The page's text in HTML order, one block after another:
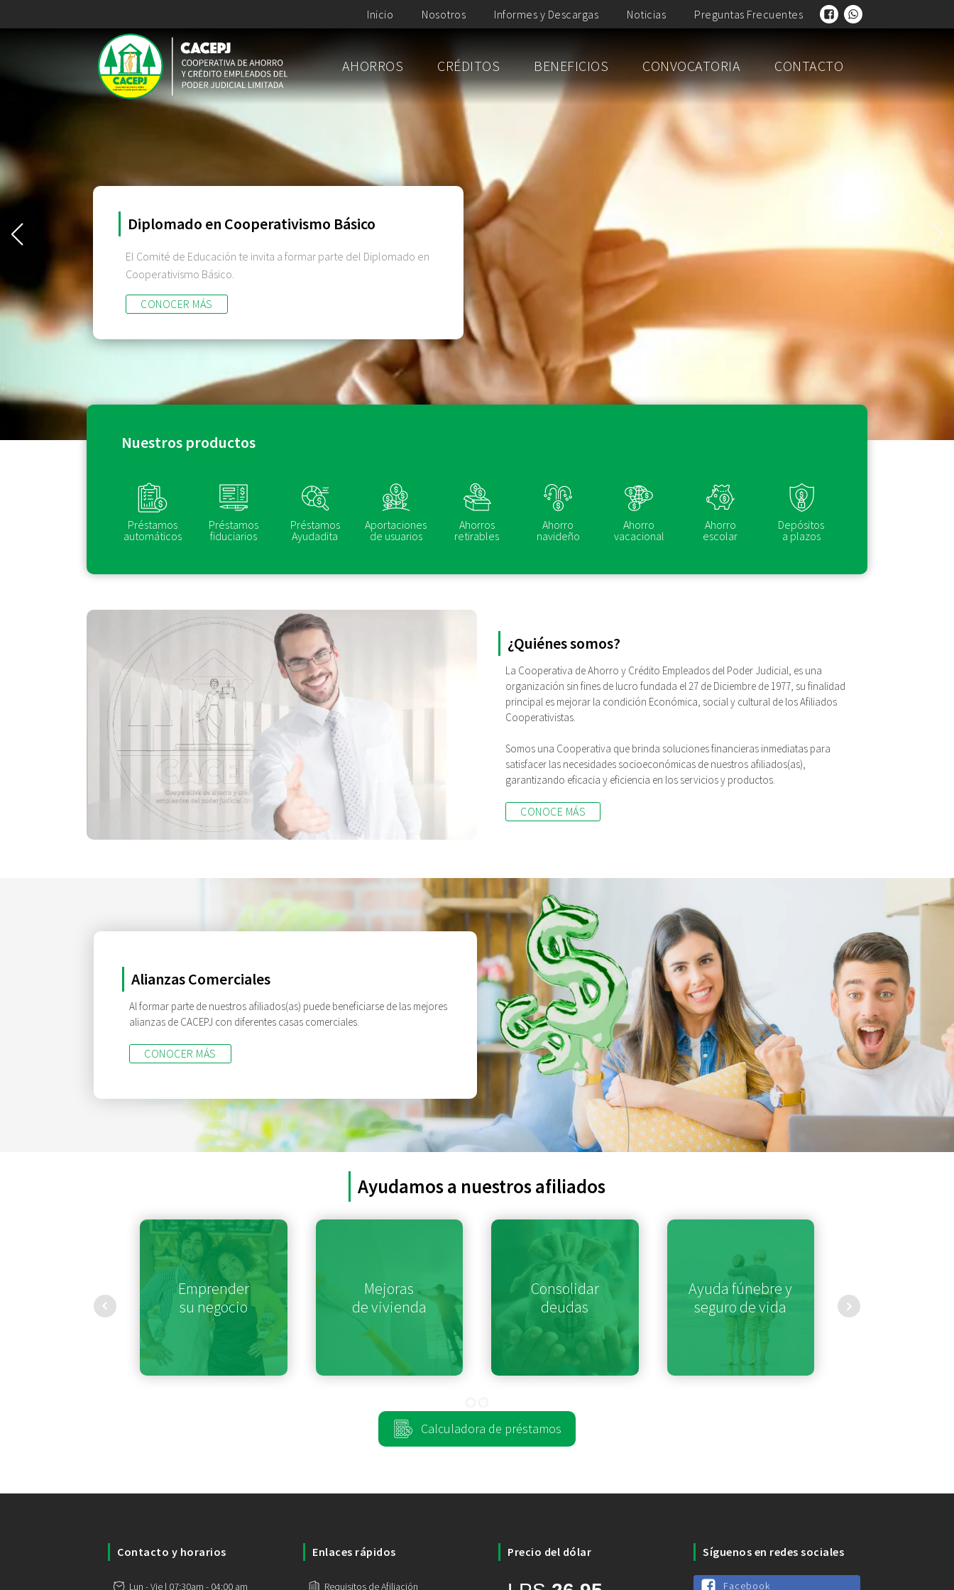
Inicio Nosotros Informes y Descargas Noticias Preguntas Frecuentes
AHORROS CRÉDITOS BENEFICIOS CONVOCATORIA CONTACTO
Diplomado en Cooperativismo Básico
El Comité de Educación te invita a formar parte del Diplomado en
Cooperativismo Básico.
CONOCER MÁS
Nuestros productos
Préstamos
automáticos
Préstamos
fiduciarios
Préstamos
Ayudadita
Aportaciones
de usuarios
Ahorros
retirables
Ahorro
navideño
Ahorro
vacacional
Ahorro
escolar
Depósitos
a plazos
¿Quiénes somos?
La Cooperativa de Ahorro y Crédito Empleados del Poder Judicial, es una
organización sin fines de lucro fundada el 27 de Diciembre de 1977, su finalidad
principal es mejorar la condición Económica, social y cultural de los Afiliados
Cooperativistas.
Somos una Cooperativa que brinda soluciones financieras inmediatas para
satisfacer las necesidades socioeconómicas de nuestros afiliados(as),
garantizando eficacia y eficiencia en los servicios y productos.
CONOCE MÁS
Alianzas Comerciales
Al formar parte de nuestros afiliados(as) puede beneficiarse de las mejores
alianzas de CACEPJ con diferentes casas comerciales.
CONOCER MÁS
Ayudamos a nuestros afiliados
Emprender
su negocio
Mejoras
de vivienda
Consolidar
deudas
Ayuda fúnebre y
seguro de vida
Calculadora de préstamos
Contacto y horarios
Lun - Vie | 07:30am - 04:00 am
Enlaces rápidos
Requisitos de Afiliación
Precio del dólar Síguenos en redes sociales
Facebook